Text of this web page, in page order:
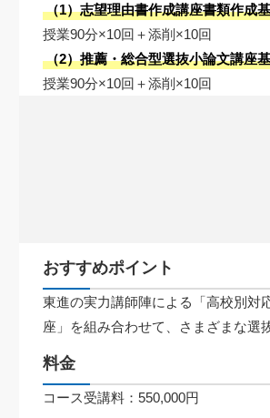
（1）志望理由書作成講座書類作成
授業90分×10回＋添削×10回
（2）推薦・総合型選抜小論文講座
授業90分×10回＋添削×10回
おすすめポイント
東進の実力講師陣による「高校別対
座」を組み合わせて、さまざまな選
料金
コース受講料：550,000円